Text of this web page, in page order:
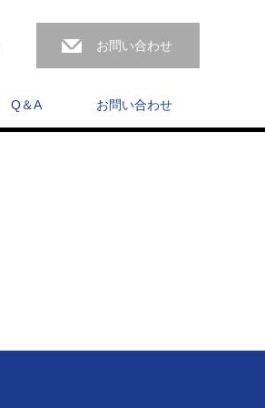
お問い合わせ
Q＆A お問い合わせ